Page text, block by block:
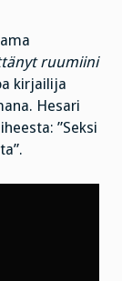
ruumiini
kirjailija
Hesari
”Seksi